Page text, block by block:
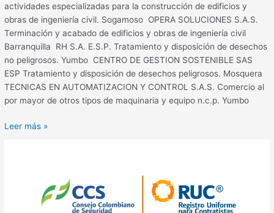
actividades especializadas para la construcción de edificios y
obras de ingeniería civil. Sogamoso OPERA SOLUCIONES S.A.S.
Terminación y acabado de edificios y obras de ingeniería civil
Barranquilla RH S.A. E.S.P. Tratamiento y disposición de desechos
no peligrosos. Yumbo CENTRO DE GESTION SOSTENIBLE SAS
ESP Tratamiento y disposición de desechos peligrosos. Mosquera
TECNICAS EN AUTOMATIZACION Y CONTROL S.A.S. Comercio al
por mayor de otros tipos de maquinaria y equipo n.c.p. Yumbo
Leer más »